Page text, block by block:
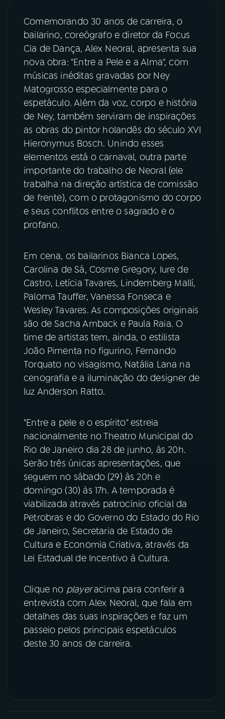
07ÚLTIMAS
08 PRÊMIO RÁDIO MEC
ACOMPANHE A RÁDIO MEC
YouTube Facebook
TikTok
Comemorando 30 anos de carreira, o
bailarino, coreógrafo e diretor da Focus
Cia de Dança, Alex Neoral, apresenta sua
nova obra: "Entre a Pele e a Alma", com
músicas inéditas gravadas por Ney
Matogrosso especialmente para o
espetáculo. Além da voz, corpo e história
de Ney, também serviram de inspirações
as obras do pintor holandês do século XVI
Hieronymus Bosch. Unindo esses
elementos está o carnaval, outra parte
importante do trabalho de Neoral (ele
trabalha na direção artística de comissão
de frente), com o protagonismo do corpo
e seus conflitos entre o sagrado e o
profano.
Em cena, os bailarinos Bianca Lopes,
Carolina de Sá, Cosme Gregory, Iure de
Castro, Letícia Tavares, Lindemberg Mallí,
Paloma Tauffer, Vanessa Fonseca e
Wesley Tavares. As composições originais
são de Sacha Amback e Paula Raia. O
time de artistas tem, ainda, o estilista
João Pimenta no figurino, Fernando
Torquato no visagismo, Natália Lana na
cenografia e a iluminação do designer de
luz Anderson Ratto.
"Entre a pele e o espírito" estreia
nacionalmente no Theatro Municipal do
Rio de Janeiro dia 28 de junho, às 20h.
Serão três únicas apresentações, que
seguem no sábado (29) às 20h e
domingo (30) às 17h. A temporada é
viabilizada através patrocínio oficial da
Petrobras e do Governo do Estado do Rio
de Janeiro, Secretaria de Estado de
Cultura e Economia Criativa, através da
Lei Estadual de Incentivo à Cultura.
Clique no playeracima para conferir a
entrevista com Alex Neoral, que fala em
detalhes das suas inspirações e faz um
passeio pelos principais espetáculos
deste 30 anos de carreira.